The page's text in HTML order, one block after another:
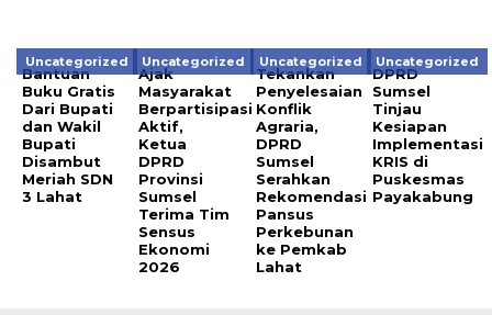
Uncategorized
Bantuan
Buku Gratis
Dari Bupati
dan Wakil
Bupati
Disambut
Meriah SDN
3 Lahat
Uncategorized
Ajak
Masyarakat
Berpartisipasi
Aktif,
Ketua
DPRD
Provinsi
Sumsel
Terima Tim
Sensus
Ekonomi
2026
Uncategorized
Tekankan
Penyelesaian
Konflik
Agraria,
DPRD
Sumsel
Serahkan
Rekomendasi
Pansus
Perkebunan
ke Pemkab
Lahat
Uncategorized
DPRD
Sumsel
Tinjau
Kesiapan
Implementasi
KRIS di
Puskesmas
Payakabung